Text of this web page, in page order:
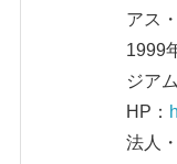
アス
1999
ジア
HP：
法人